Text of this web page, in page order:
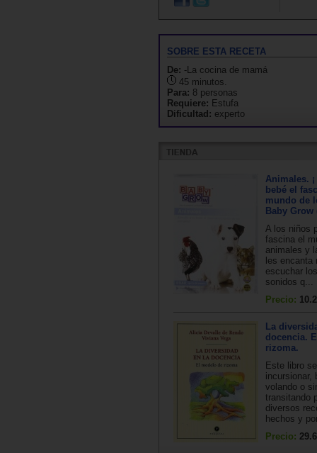
SOBRE ESTA RECETA
De: -La cocina de mamá
45 minutos.
Para: 8 personas
Requiere: Estufa
Dificultad: experto
Animales.
bebé el
mundo de
Baby Grow
A los niños
fascina el
animales y
les encanta
escuchar
sonidos q...
Precio:
La
docencia.
rizoma.
Este libro
incursionar,
volando o
transitando
diversos
hechos y
Precio: